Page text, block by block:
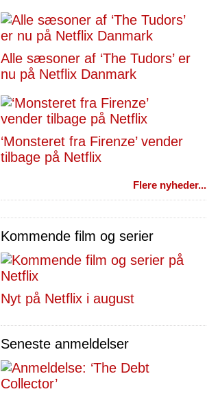
Alle sæsoner af ‘The Tudors’ er
nu på Netflix Danmark
‘Monsteret fra Firenze’ vender
tilbage på Netflix
Flere nyheder...
Kommende film og serier
Nyt på Netflix i august
Seneste anmeldelser